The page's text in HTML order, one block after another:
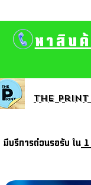
หาสิน
The
มีบรีการด่วนรอรับ ใน